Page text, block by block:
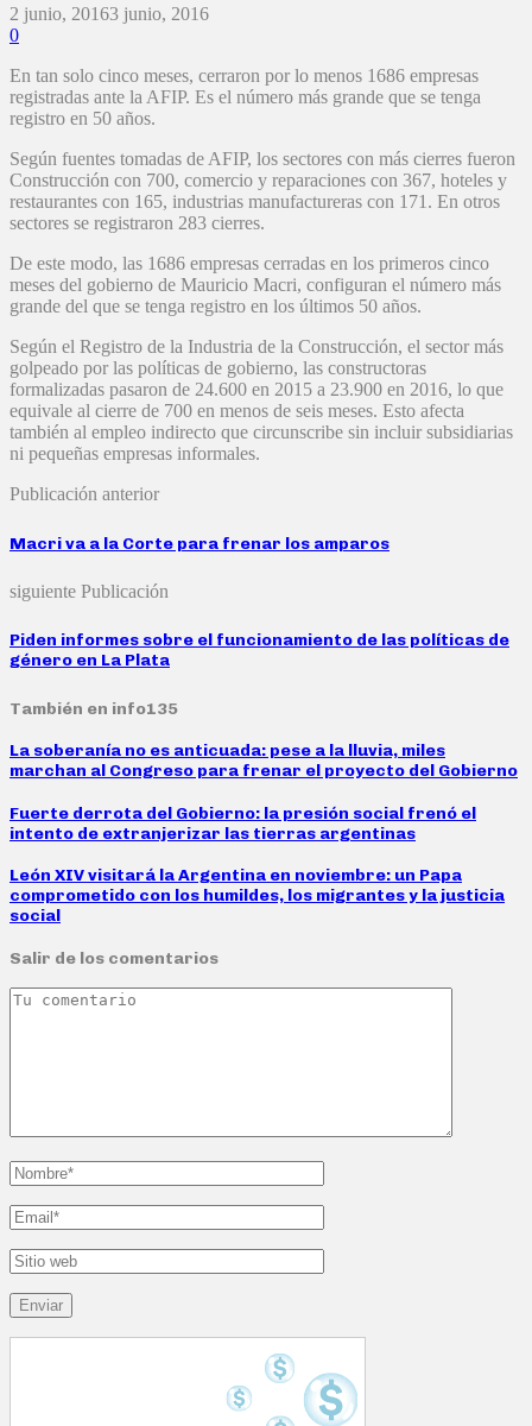
2 junio, 20163 junio, 2016
0
En tan solo cinco meses, cerraron por lo menos 1686 empresas
registradas ante la AFIP. Es el número más grande que se tenga
registro en 50 años.
Según fuentes tomadas de AFIP, los sectores con más cierres fueron
Construcción con 700, comercio y reparaciones con 367, hoteles y
restaurantes con 165, industrias manufactureras con 171. En otros
sectores se registraron 283 cierres.
De este modo, las 1686 empresas cerradas en los primeros cinco
meses del gobierno de Mauricio Macri, configuran el número más
grande del que se tenga registro en los últimos 50 años.
Según el Registro de la Industria de la Construcción, el sector más
golpeado por las políticas de gobierno, las constructoras
formalizadas pasaron de 24.600 en 2015 a 23.900 en 2016, lo que
equivale al cierre de 700 en menos de seis meses. Esto afecta
también al empleo indirecto que circunscribe sin incluir subsidiarias
ni pequeñas empresas informales.
Publicación anterior
Macri va a la Corte para frenar los amparos
siguiente Publicación
Piden informes sobre el funcionamiento de las políticas de
género en La Plata
También en info135
La soberanía no es anticuada: pese a la lluvia, miles
marchan al Congreso para frenar el proyecto del Gobierno
Fuerte derrota del Gobierno: la presión social frenó el
intento de extranjerizar las tierras argentinas
León XIV visitará la Argentina en noviembre: un Papa
comprometido con los humildes, los migrantes y la justicia
social
Salir de los comentarios